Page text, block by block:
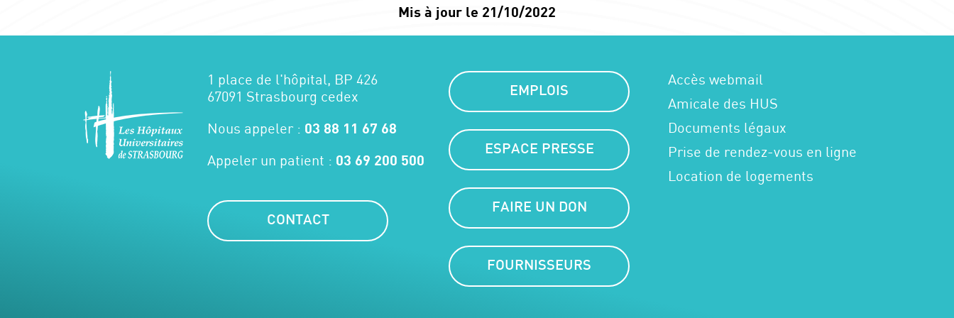
Mis à jour le 21/10/2022
1 place de l'hôpital, BP 426
67091 Strasbourg cedex
Nous appeler : 03 88 11 67 68
Appeler un patient : 03 69 200 500
CONTACT
EMPLOIS
ESPACE PRESSE
FAIRE UN DON
FOURNISSEURS
Accès webmail
Amicale des HUS
Documents légaux
Prise de rendez-vous en ligne
Location de logements